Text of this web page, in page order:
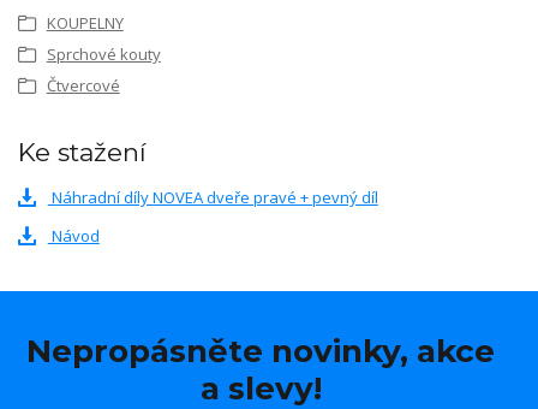
KOUPELNY
Sprchové kouty
Čtvercové
Ke stažení
Náhradní díly NOVEA dveře pravé + pevný díl
Návod
Nepropásněte novinky, akce
a slevy!